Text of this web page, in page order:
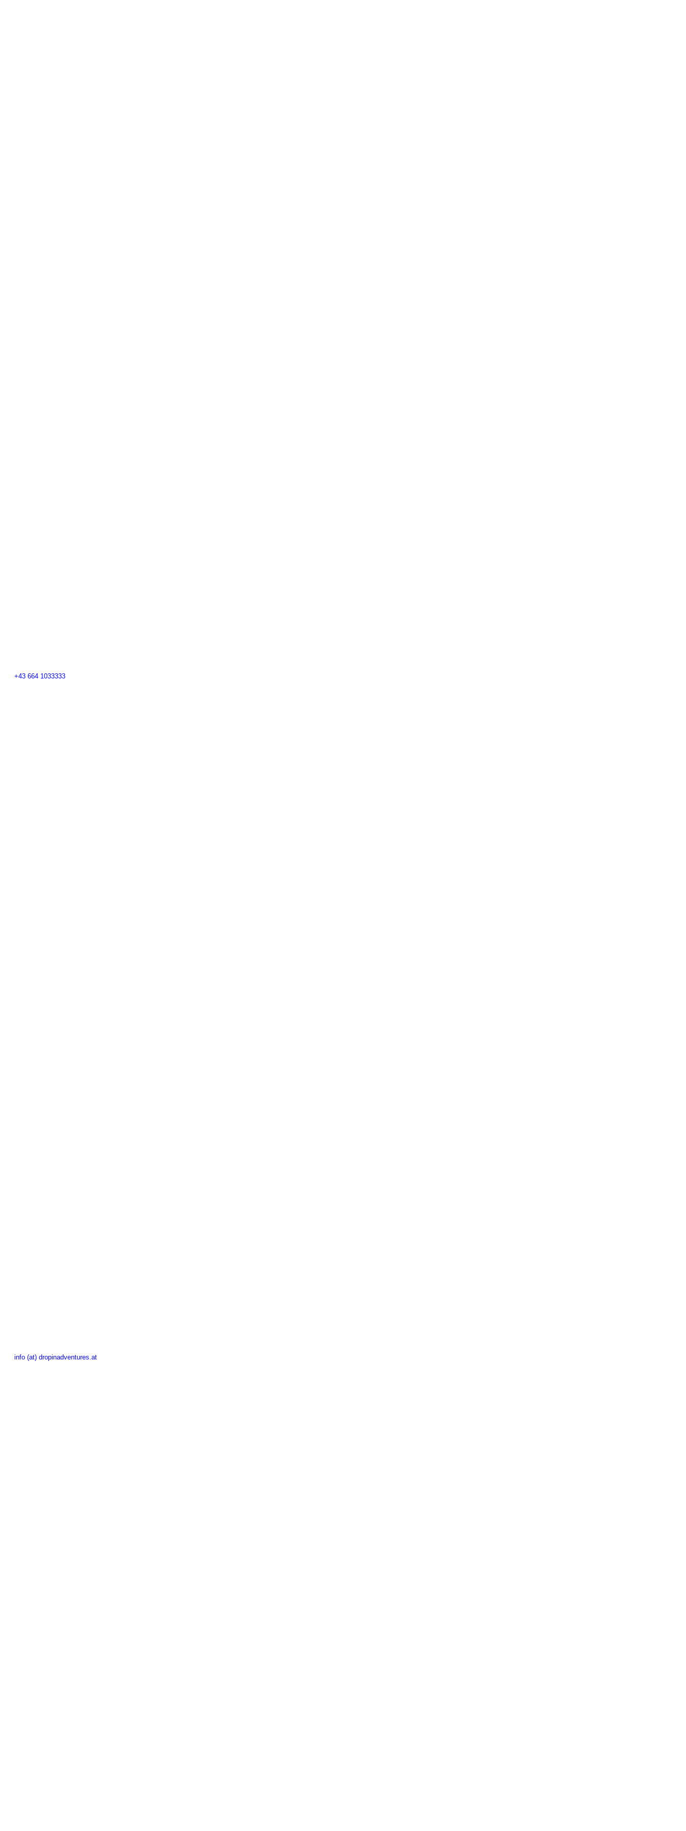
+43 664 1033333
info (at) dropinadventures.at